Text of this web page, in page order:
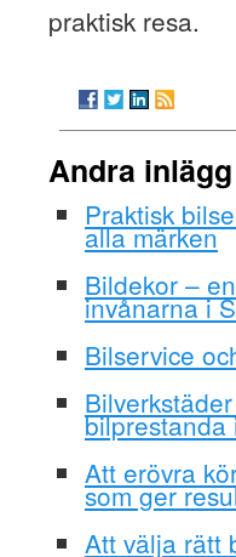
praktisk resa.
Andra inlägg
Praktisk
alla märken
Bildekor –
invånarna i
Bilservice
bilprestanda
Att erövra
som ger
Att välja rätt